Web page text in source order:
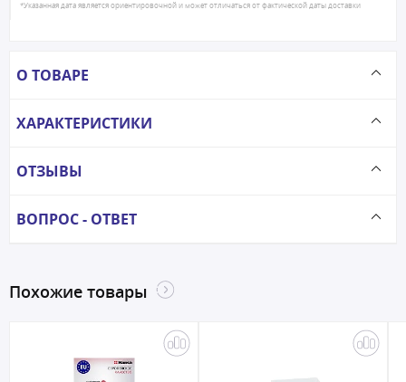
*Указанная дата является ориентировочной и может отличаться от фактической даты доставки
О ТОВАРЕ
ХАРАКТЕРИСТИКИ
ОТЗЫВЫ
ВОПРОС - ОТВЕТ
Похожие товары